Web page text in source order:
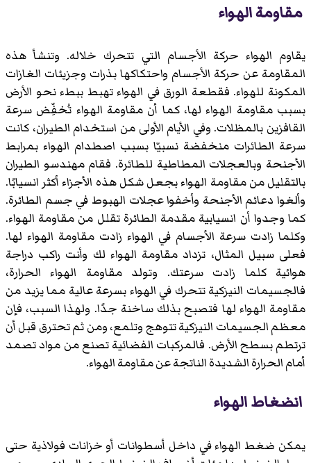
مقاومة الهواء
يقاوم الهواء حركة الأجسام التي تتحرك خلاله. وتنشأ هذه
المقاومة عن حركة الأجسام واحتكاكها بذرات وجزيئات الغازات
المكونة للهواء. فقطعة الورق في الهواء تهبط ببطء نحو الأرض
بسبب مقاومة الهواء لها، كما أن مقاومة الهواء تُخفِّض سرعة
القافزين بالمظلات. وفي الأيام الأولى من استخدام الطيران، كانت
سرعة الطائرات منخفضة نسبيّا بسبب اصطدام الهواء بمرابط
الأجنحة وبالعجلات المطاطية للطائرة. فقام مهندسو الطيران
بالتقليل من مقاومة الهواء بجعل شكل هذه الأجزاء أكثر انسيابًا.
وألغوا دعائم الأجنحة وأخفوا عجلات الهبوط في جسم الطائرة.
كما وجدوا أن انسيابية مقدمة الطائرة تقلل من مقاومة الهواء.
وكلما زادت سرعة الأجسام في الهواء زادت مقاومة الهواء لها.
فعلى سبيل المثال، تزداد مقاومة الهواء لك وأنت راكب دراجة
هوائية كلما زادت سرعتك. وتولد مقاومة الهواء الحرارة،
فالجسيمات النيزكية تتحرك في الهواء بسرعة عالية مما يزيد من
مقاومة الهواء لها فتصبح بذلك ساخنة جدًا. ولهذا السبب، فإن
معظم الجسيمات النيزكية تتوهج وتلمع، ومن ثم تحترق قبل أن
ترتطم بسطح الأرض. فالمركبات الفضائية تصنع من مواد تصمد
أمام الحرارة الشديدة الناتجة عن مقاومة الهواء.
انضغاط الهواء
يمكن ضغط الهواء في داخل أسطوانات أو خزانات فولاذية حتى